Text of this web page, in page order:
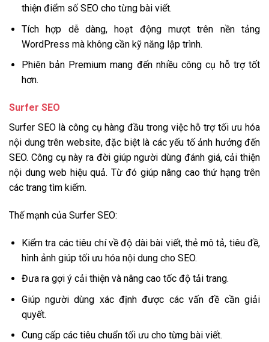
thiện điểm số SEO cho từng bài viết.
Tích hợp dễ dàng, hoạt động mượt trên nền tảng
WordPress mà không cần kỹ năng lập trình.
Phiên bản Premium mang đến nhiều công cụ hỗ trợ tốt
hơn.
Surfer SEO
Surfer SEO là công cụ hàng đầu trong việc hỗ trợ tối ưu hóa
nội dung trên website, đặc biệt là các yếu tố ảnh hưởng đến
SEO. Công cụ này ra đời giúp người dùng đánh giá, cải thiện
nội dung web hiệu quả. Từ đó giúp nâng cao thứ hạng trên
các trang tìm kiếm.
Thế mạnh của Surfer SEO:
Kiểm tra các tiêu chí về độ dài bài viết, thẻ mô tả, tiêu đề,
hình ảnh giúp tối ưu hóa nội dung cho SEO.
Đưa ra gợi ý cải thiện và nâng cao tốc độ tải trang.
Giúp người dùng xác định được các vấn đề cần giải
quyết.
Cung cấp các tiêu chuẩn tối ưu cho từng bài viết.